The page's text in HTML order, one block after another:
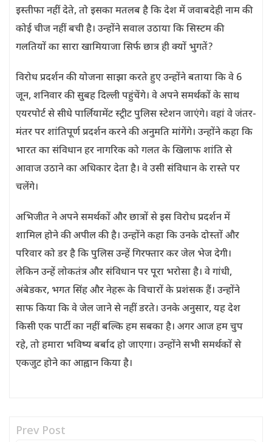
इस्तीफा नहीं देते, तो इसका मतलब है कि देश में जवाबदेही नाम की
कोई चीज नहीं बची है। उन्होंने सवाल उठाया कि सिस्टम की
गलतियों का सारा खामियाजा सिर्फ छात्र ही क्यों भुगतें?
विरोध प्रदर्शन की योजना साझा करते हुए उन्होंने बताया कि वे 6
जून, शनिवार की सुबह दिल्ली पहुंचेंगे। वे अपने समर्थकों के साथ
एयरपोर्ट से सीधे पार्लियामेंट स्ट्रीट पुलिस स्टेशन जाएंगे। वहां वे जंतर-
मंतर पर शांतिपूर्ण प्रदर्शन करने की अनुमति मांगेंगे। उन्होंने कहा कि
भारत का संविधान हर नागरिक को गलत के खिलाफ शांति से
आवाज उठाने का अधिकार देता है। वे उसी संविधान के रास्ते पर
चलेंगे।
अभिजीत ने अपने समर्थकों और छात्रों से इस विरोध प्रदर्शन में
शामिल होने की अपील की है। उन्होंने कहा कि उनके दोस्तों और
परिवार को डर है कि पुलिस उन्हें गिरफ्तार कर जेल भेज देगी।
लेकिन उन्हें लोकतंत्र और संविधान पर पूरा भरोसा है। वे गांधी,
अंबेडकर, भगत सिंह और नेहरू के विचारों के प्रशंसक हैं। उन्होंने
साफ किया कि वे जेल जाने से नहीं डरते। उनके अनुसार, यह देश
किसी एक पार्टी का नहीं बल्कि हम सबका है। अगर आज हम चुप
रहे, तो हमारा भविष्य बर्बाद हो जाएगा। उन्होंने सभी समर्थकों से
एकजुट होने का आह्वान किया है।
Prev Post